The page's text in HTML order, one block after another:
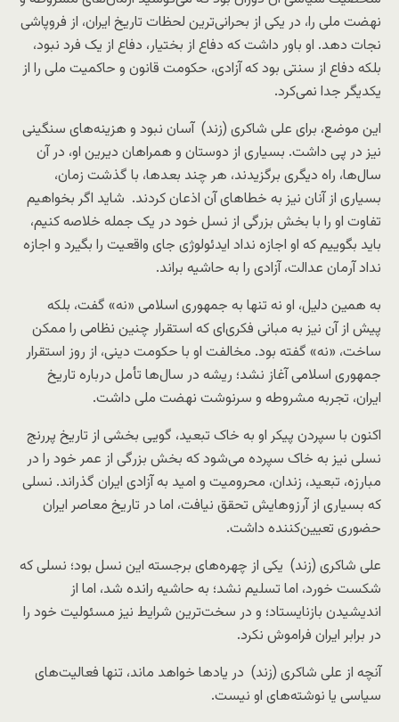
نهضت ملی را، در یکی از بحرانی‌ترین لحظات تاریخ ایران، از فروپاشی
نجات دهد. او باور داشت که دفاع از بختیار، دفاع از یک فرد نبود،
بلکه دفاع از سنتی بود که آزادی، حکومت قانون و حاکمیت ملی را از
یکدیگر جدا نمی‌کرد.
این موضع، برای علی شاکری (زند) آسان نبود و هزینه‌های سنگینی
نیز در پی داشت. بسیاری از دوستان و همراهان دیرین او، در آن
سال‌ها، راه دیگری برگزیدند، هر چند بعدها، با گذشت زمان،
بسیاری از آنان نیز به خطاهای آن اذعان کردند. شاید اگر بخواهیم
تفاوت او را با بخش بزرگی از نسل خود در یک جمله خلاصه کنیم،
باید بگوییم که او اجازه نداد ایدئولوژی جای واقعیت را بگیرد و اجازه
نداد آرمان عدالت، آزادی را به حاشیه براند.
به همین دلیل، او نه تنها به جمهوری اسلامی «نه» گفت، بلکه
پیش از آن نیز به مبانی فکری‌ای که استقرار چنین نظامی را ممکن
ساخت، «نه» گفته بود. مخالفت او با حکومت دینی، از روز استقرار
جمهوری اسلامی آغاز نشد؛ ریشه در سال‌ها تأمل درباره تاریخ
ایران، تجربه مشروطه و سرنوشت نهضت ملی داشت.
اکنون با سپردن پیکر او به خاک تبعید، گویی بخشی از تاریخ پررنج
نسلی نیز به خاک سپرده می‌شود که بخش بزرگی از عمر خود را در
مبارزه، تبعید، زندان، محرومیت و امید به آزادی ایران گذراند. نسلی
که بسیاری از آرزوهایش تحقق نیافت، اما در تاریخ معاصر ایران
حضوری تعیین‌کننده داشت.
علی شاکری (زند) یکی از چهره‌های برجسته این نسل بود؛ نسلی که
شکست خورد، اما تسلیم نشد؛ به حاشیه رانده شد، اما از
اندیشیدن بازنایستاد؛ و در سخت‌ترین شرایط نیز مسئولیت خود را
در برابر ایران فراموش نکرد.
آنچه از علی شاکری (زند) در یادها خواهد ماند، تنها فعالیت‌های
سیاسی یا نوشته‌های او نیست.